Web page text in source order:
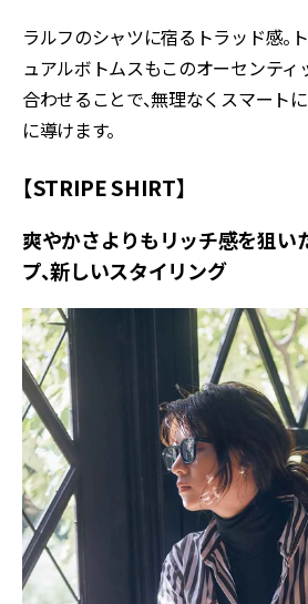
ラルフのシャツに宿るトラッド感。
ュアルボトムスもこのオーセンティ
合わせることで、無理なくスマート
に導けます。
【STRIPE SHIRT】
爽やかさよりもリッチ感を狙い
プ、新しいスタイリング